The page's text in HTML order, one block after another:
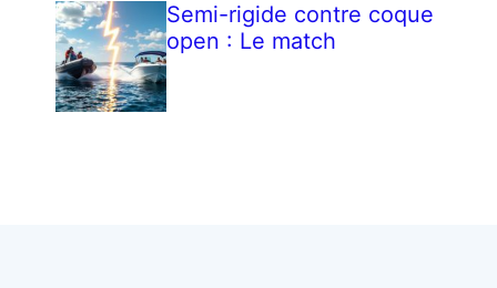
Semi-rigide contre coque
open : Le match